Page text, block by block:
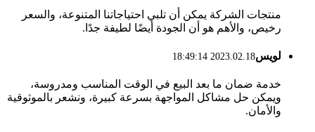
منتجات الشركة يمكن أن تلبي احتياجاتنا المتنوعة، والسعر
رخيص، والأهم هو أن الجودة أيضًا لطيفة جدًا.
لويس2023.02.18 18:49:14
خدمة ضمان ما بعد البيع في الوقت المناسب ومدروسة،
ويمكن حل مشاكل المواجهة بسرعة كبيرة، ونشعر بالموثوقية
والأمان.